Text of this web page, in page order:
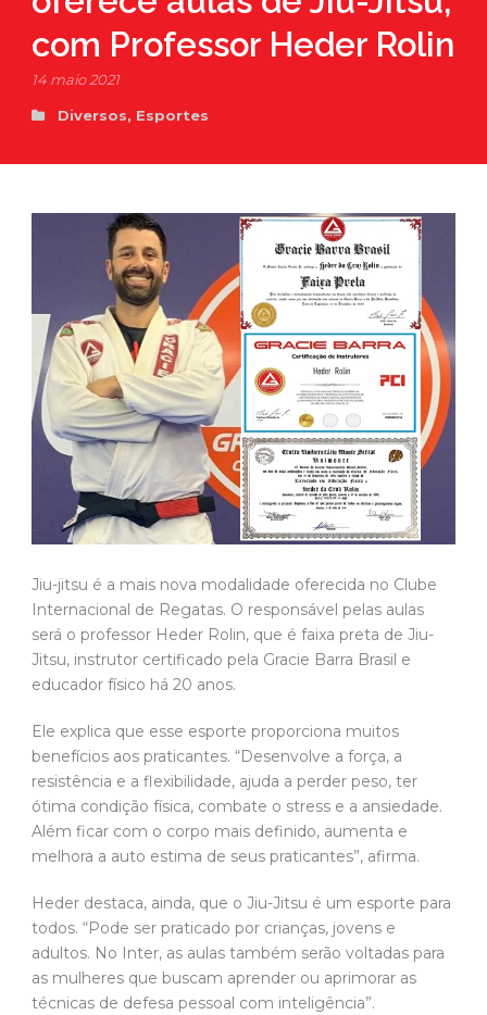
com Professor Heder Rolin
14 maio 2021
Diversos, Esportes
Jiu-jitsu é a mais nova modalidade oferecida no Clube
Internacional de Regatas. O responsável pelas aulas
será o professor Heder Rolin, que é faixa preta de Jiu-
Jitsu, instrutor certificado pela Gracie Barra Brasil e
educador físico há 20 anos.
Ele explica que esse esporte proporciona muitos
benefícios aos praticantes. “Desenvolve a força, a
resistência e a flexibilidade, ajuda a perder peso, ter
ótima condição física, combate o stress e a ansiedade.
Além ficar com o corpo mais definido, aumenta e
melhora a auto estima de seus praticantes”, afirma.
Heder destaca, ainda, que o Jiu-Jitsu é um esporte para
todos. “Pode ser praticado por crianças, jovens e
adultos. No Inter, as aulas também serão voltadas para
as mulheres que buscam aprender ou aprimorar as
técnicas de defesa pessoal com inteligência”.